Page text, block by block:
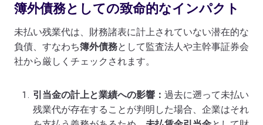
簿外債務としての致命的なインパクト
未払い残業代は、財務諸表に計上されていない潜在的な
負債、すなわち簿外債務として監査法人や主幹事証券会
社から厳しくチェックされます。
引当金の計上と業績への影響： 過去に遡って未払い
残業代が存在することが判明した場合、企業はそれ